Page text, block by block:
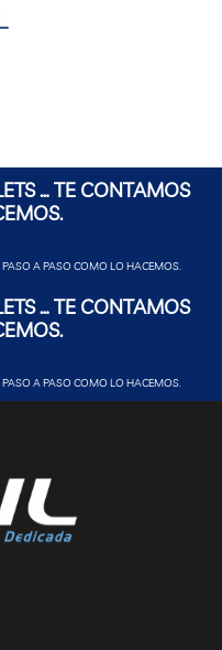
… TE CONTAMOS
PASO A PASO COMO LO HACEMOS.
… TE CONTAMOS
PASO A PASO COMO LO HACEMOS.